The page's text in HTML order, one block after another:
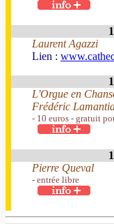
Laurent Agazzi
Lien :
L'Orgue en
Frédéric
- 10 euros - gratuit
Pierre Queval
- entrée libre